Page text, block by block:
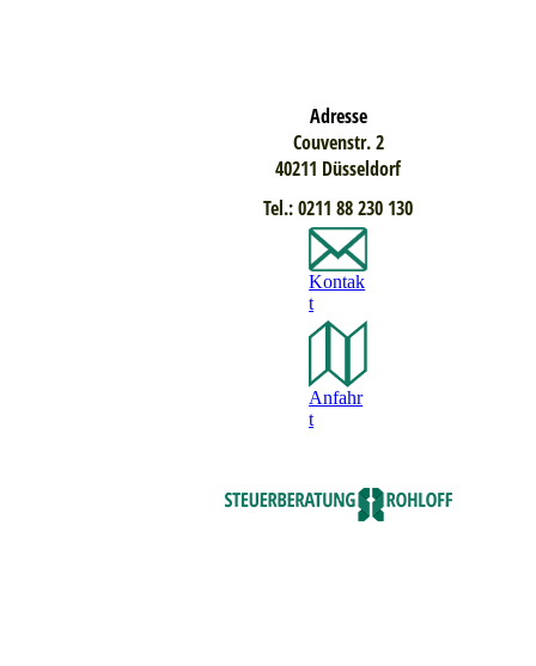
Adresse
Couvenstr. 2
40211 Düsseldorf
Tel.: 0211 88 230 130
Kontak
t
Anfahr
t